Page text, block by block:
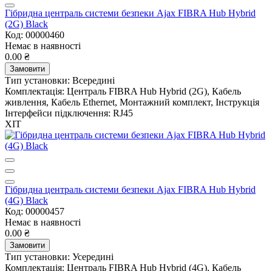
Гібридна централь системи безпеки Ajax FIBRA Hub Hybrid
(2G) Black
Код: 00000460
Немає в наявності
0.00 ₴
Замовити
Тип установки: Всередині
Комплектація: Централь FIBRA Hub Hybrid (2G), Кабель
живлення, Кабель Ethernet, Монтажний комплект, Інструкція
Інтерфейси підключення: RJ45
ХІТ
Гібридна централь системи безпеки Ajax FIBRA Hub Hybrid
(4G) Black
Код: 00000457
Немає в наявності
0.00 ₴
Замовити
Тип установки: Усередині
Комплектація: Централь FIBRA Hub Hybrid (4G), Кабель